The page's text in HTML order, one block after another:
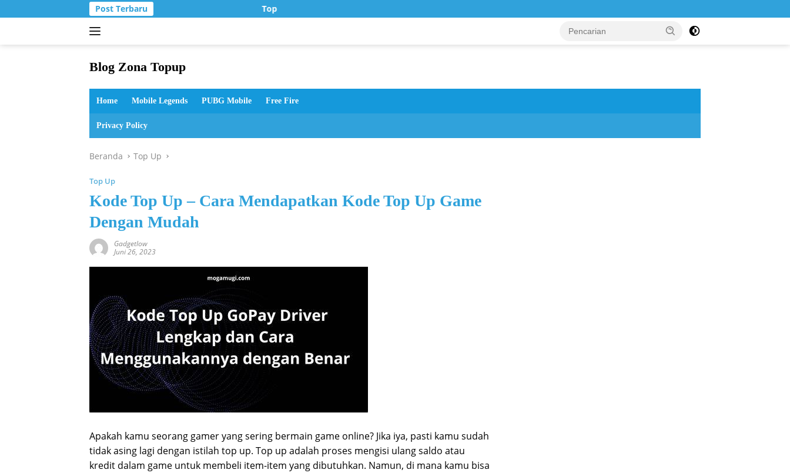
ke
Post Terbaru Top Up Murah di Zona Topup
Blog Zona Topup
dan
bermain
Home Mobile Legends PUBG Mobile Free Fire
Privacy Policy
Beranda Top Up
Top Up
Kode Top Up – Cara Mendapatkan Kode Top Up Game
Dengan Mudah
Gadgetlow
Juni 26, 2023
Apakah kamu seorang gamer yang sering bermain game online? Jika iya, pasti kamu sudah
tidak asing lagi dengan istilah top up. Top up adalah proses mengisi ulang saldo atau
kredit dalam game untuk membeli item-item yang dibutuhkan. Namun, di mana kamu bisa